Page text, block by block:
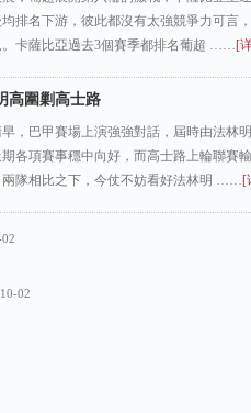
排名下游，彼此都沒有太強競爭力可言
。卡薩比亞過去3個賽季都排名葡超 ……[
高圍剿高士路
，巴甲賽場上演強強對話，屆時由法林
各項賽事穩中向好，而高士路上輪聯賽
兩隊相比之下，今仗不妨看好法林明 ……[
02
10-02